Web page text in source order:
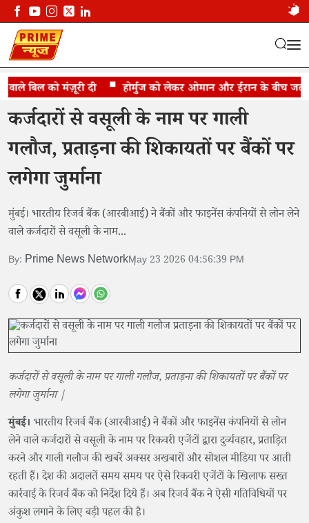
बिल को मंज़ूरी दी होर्मुज को लेकर ओमान और ईरान के बीच जल्द
कर्जदारों से वसूली के नाम पर गाली गलौज...
कर्जदारों से वसूली के नाम पर गाली
गलौज, प्रताड़ना की शिकायतों पर बैंकों पर
लगेगा जुर्माना
मुंबई। भारतीय रिजर्व बैंक (आरबीआई) ने बैंकों और फाइनेंस कंपनियों से लोन लेने
वाले कर्जदारों से वसूली के नाम...
By: Prime News NetworkMay 23 2026 04:56:39 PM
कर्जदारों से वसूली के नाम पर गाली गलौज, प्रताड़ना की शिकायतों पर बैंकों पर
लगेगा जुर्माना |
मुंबई। भारतीय रिजर्व बैंक (आरबीआई) ने बैंकों और फाइनेंस कंपनियों से लोन
लेने वाले कर्जदारों से वसूली के नाम पर रिकवरी एजेंटों द्वारा दुर्व्यवहार, प्रताड़ित
करने और गाली गलौज की खबरें अक्सर अखबारों और सोशल मीडिया पर आती
रहती हैं। देश की अदालतें समय समय पर ऐसे रिकवरी एजेंटों के खिलाफ सख्त
कार्रवाई के रिजर्व बैंक को निर्देश दिये हैं। अब रिजर्व बैंक ने ऐसी गतिविधियों पर
अंकुश लगाने के लिए बड़ी पहल की है।